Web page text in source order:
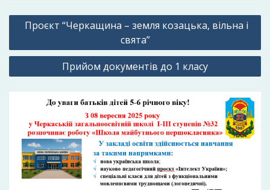
Навігація
записів
Проєкт “Черкащина – земля козацька, вільна і
свята”
Прийом документів до 1 класу